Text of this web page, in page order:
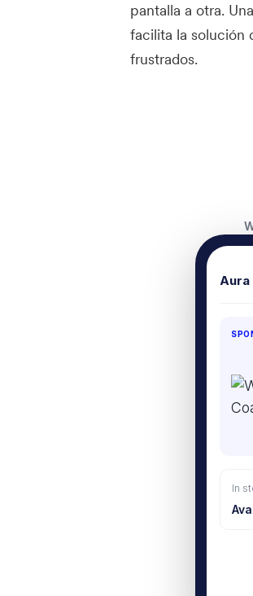
pantalla a otra.
facilita la solución
frustrados.
Aura
In